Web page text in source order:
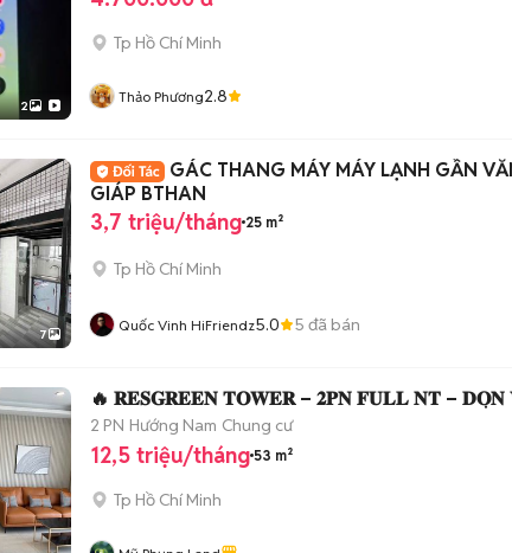
2
Tp Hồ Chí Minh
Thảo Phương2.8
7
GÁC THANG MÁY MÁY LẠNH GẦN
GIÁP BTHAN
3,7 triệu/tháng 25 m²
Tp Hồ Chí Minh
Quốc Vinh HiFriendz5.0 5 đã bán
🔥 𝐑𝐄𝐒𝐆𝐑𝐄𝐄𝐍 𝐓𝐎𝐖𝐄𝐑 – 𝟐𝐏𝐍 𝐅𝐔𝐋𝐋 𝐍𝐓 – 𝐃𝐎̣𝐍
2 PN Hướng Nam Chung cư
12,5 triệu/tháng 53 m²
Tp Hồ Chí Minh